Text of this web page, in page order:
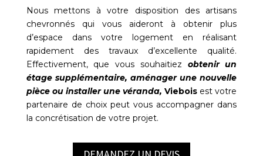
Nous mettons à votre disposition des artisans
chevronnés qui vous aideront à obtenir plus
d’espace dans votre logement en réalisant
rapidement des travaux d’excellente qualité.
Effectivement, que vous souhaitiez obtenir un
étage supplémentaire, aménager une nouvelle
pièce ou installer une véranda, Viebois est votre
partenaire de choix peut vous accompagner dans
la concrétisation de votre projet.